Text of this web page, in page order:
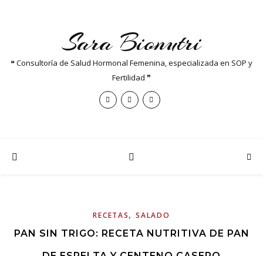
Sara Bionutri
❝ Consultoría de Salud Hormonal Femenina, especializada en SOP y
Fertilidad ❞
RECETAS,SALADO
PAN SIN TRIGO: RECETA NUTRITIVA DE PAN